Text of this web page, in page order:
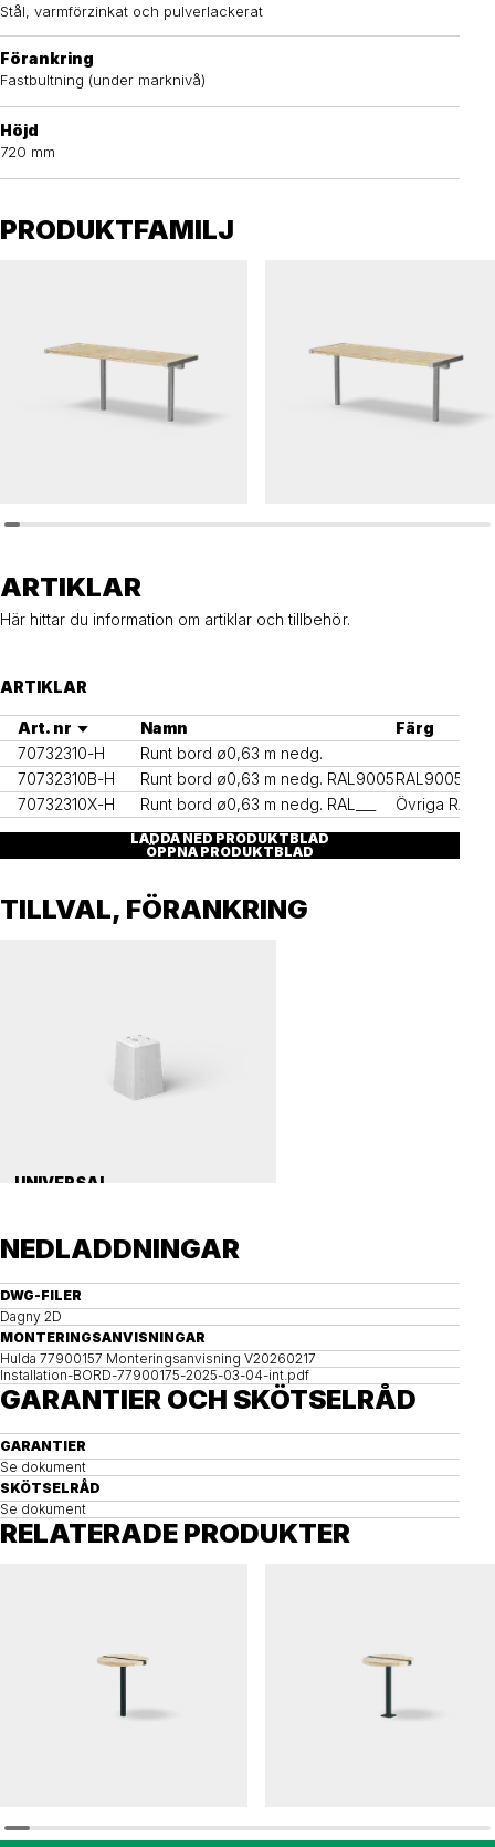
Stål, varmförzinkat och pulverlackerat
Förankring
Fastbultning (under marknivå)
Höjd
720 mm
PRODUKTFAMILJ
ARTIKLAR
Här hittar du information om artiklar och tillbehör.
ARTIKLAR
Art. nr Namn
Färg
70732310-H
Runt bord ø0,63 m nedg.
70732310B-H
Runt bord ø0,63 m nedg. RAL9005 RAL9005
70732310X-H
Runt bord ø0,63 m nedg. RAL___ Övriga RAL-
LADDA NED PRODUKTBLAD
ÖPPNA PRODUKTBLAD
TILLVAL, FÖRANKRING
UNIVERSAL
NEDLADDNINGAR
DWG-FILER
Dagny 2D
MONTERINGSANVISNINGAR
Hulda 77900157 Monteringsanvisning V20260217
Installation-BORD-77900175-2025-03-04-int.pdf
GARANTIER OCH SKÖTSELRÅD
GARANTIER
Se dokument
SKÖTSELRÅD
Se dokument
RELATERADE PRODUKTER